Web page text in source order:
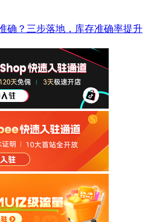
确？三步落地，库存准确率提升